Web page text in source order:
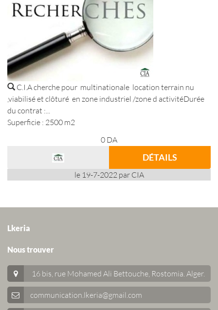
C.I.A cherche pour multinationale location terrain nu
,viabilisé et clôturé en zone industriel /zone d activitéDurée
du contrat :...
Superficie : 2500 m2
0 DA
DÉTAILS
le 19-7-2022 par CIA
Lkeria
Nous trouver
16 bis, rue Mohamed Ali Bettouche, Rostomia. Alger.
communication.lkeria@gmail.com